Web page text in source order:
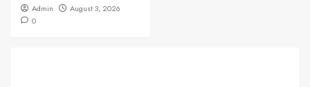
Admin
August 3, 2026
0